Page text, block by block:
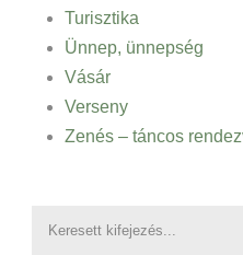
Turisztika
Ünnep, ünnepség
Vásár
Verseny
Zenés – táncos